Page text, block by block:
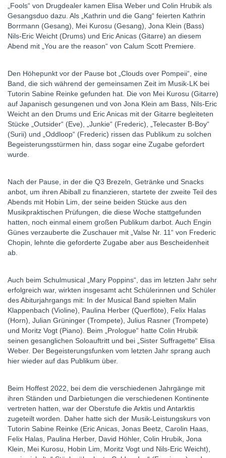
„Fools“ von Drugdealer kamen Elisa Weber und Colin Hrubik als
Gesangsduo dazu. Als „Kathrin und die Gang“ feierten Kathrin
Borrmann (Gesang), Mei Kurosu (Gesang), Jona Klein (Bass)
Nils-Eric Weicht (Drums) und Eric Anicas (Gitarre) an diesem
Abend mit „You are the reason“ von Calum Scott Premiere.
Den Höhepunkt vor der Pause bot „Clouds over Pompeii“, eine
Band, die sich während der gemeinsamen Zeit im Musik-LK bei
Tutorin Sabine Reinke gefunden hat. Die von Mei Kurosu (Gitarre)
auf Japanisch gesungenen und von Jona Klein am Bass, Nils-Eric
Weicht an den Drums und Eric Anicas mit der Gitarre begleiteten
Stücke „Outsider“ (Eve), „Junkie“ (Frederic), „Telecaster B-Boy“
(Surii) und „Oddloop“ (Frederic) rissen das Publikum zu solchen
Begeisterungsstürmen hin, dass sogar eine Zugabe gefordert
wurde.
Nach der Pause, in der die Q3 Brezeln, Getränke und Snacks
anbot, um ihren Abiball zu finanzieren, startete der zweite Teil des
Abends mit Hobin Lim, der seine beiden Stücke aus den
Musikpraktischen Prüfungen, die diese Woche stattgefunden
hatten, noch einmal einem großen Publikum darbot. Auch Engin
Günes verzauberte die Zuschauer mit „Valse Nr. 11“ von Frederic
Chopin, lehnte die geforderte Zugabe aber aus Bescheidenheit
ab.
Auch beim Schulmusical „Mary Poppins“, das im letzten Jahr sehr
erfolgreich war, wirkten insgesamt acht Schülerinnen und Schüler
des Abiturjahrgangs mit: In der Musical Band spielten Malin
Klappenbach (Violine), Paulina Herber (Querflöte), Felix Halas
(Horn), Julian Grüninger (Trompete), Julius Rasner (Trompete)
und Moritz Vogt (Piano). Beim „Prologue“ hatte Colin Hrubik
seinen gesanglichen Soloauftritt und bei „Sister Suffragette“ Elisa
Weber. Der Begeisterungsfunken vom letzten Jahr sprang auch
hier wieder auf das Publikum über.
Beim Hoffest 2022, bei dem die verschiedenen Jahrgänge mit
ihren Ständen und Darbietungen die verschiedenen Kontinente
vertreten hatten, war der Oberstufe die Arktis und Antarktis
zugeteilt worden. Daher hatte sich der Musik-Leistungskurs von
Tutorin Sabine Reinke (Eric Anicas, Jonas Beetz, Carolin Haas,
Felix Halas, Paulina Herber, David Höhler, Colin Hrubik, Jona
Klein, Mei Kurosu, Hobin Lim, Moritz Vogt und Nils-Eric Weicht),